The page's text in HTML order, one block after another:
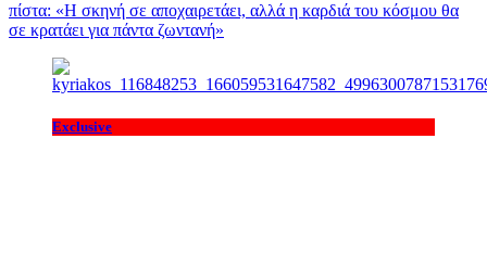
πίστα: «H σκηνή σε αποχαιρετάει, αλλά η καρδιά του κόσμου θα
σε κρατάει για πάντα ζωντανή»
Exclusive